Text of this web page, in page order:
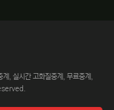
, 실시간 고화질중계, 무료중계,